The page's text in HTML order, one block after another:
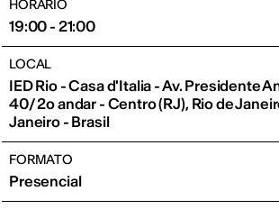
HORÁRIO
19:00 - 21:00
LOCAL
IED Rio - Casa d'Italia - Av. Presidente
40/ 2o andar - Centro (RJ), Rio de
Janeiro - Brasil
FORMATO
Presencial